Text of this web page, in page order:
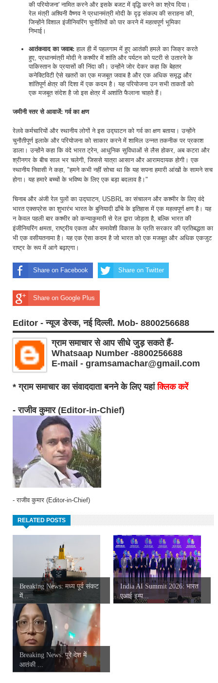
की परियोजना' नामित करने और इसके बजट में वृद्धि करने का श्रेय दिया।
रेल मंत्री अश्विनी वैष्णव ने प्रधानमंत्री मोदी के दृढ़ संकल्प की सराहना की,
जिन्होंने विशाल इंजीनियरिंग चुनौतियों को पार करने में महत्वपूर्ण भूमिका
निभाई।
आतंकवाद का जवाब: हाल ही में पहलगाम में हुए आतंकी हमले का जिक्र करते
हुए, प्रधानमंत्री मोदी ने कश्मीर में शांति और पर्यटन को पटरी से उतारने के
पाकिस्तान के प्रयासों की निंदा की। उन्होंने जोर देकर कहा कि बेहतर
कनेक्टिविटी ऐसे खतरों का एक मजबूत जवाब है और एक अधिक समृद्ध और
शांतिपूर्ण क्षेत्र की दिशा में एक कदम है। यह परियोजना उन सभी ताकतों को
एक मजबूत संदेश है जो इस क्षेत्र में अशांति फैलाना चाहते हैं।
जमीनी स्तर से आवाजें: गर्व का क्षण
रेलवे कर्मचारियों और स्थानीय लोगों ने इस उद्घाटन को गर्व का क्षण बताया। उन्होंने
चुनौतीपूर्ण इलाके और परियोजना को साकार करने में शामिल उन्नत तकनीक पर प्रकाश
डाला। उन्होंने कहा कि वंदे भारत ट्रेन, आधुनिक सुविधाओं से लैस होकर, अब कटरा और
श्रीनगर के बीच साल भर चलेगी, जिससे यात्रा आसान और आरामदायक होगी। एक
स्थानीय निवासी ने कहा, "हमने कभी नहीं सोचा था कि यह सपना हमारी आंखों के सामने सच
होगा। यह हमारे बच्चों के भविष्य के लिए एक बड़ा बदलाव है।"
चिनाब और अंजी रेल पुलों का उद्घाटन, USBRL का संचालन और कश्मीर के लिए वंदे
भारत एक्सप्रेस का शुभारंभ भारत के बुनियादी ढाँचे के इतिहास में एक महत्वपूर्ण क्षण है। यह
न केवल पहली बार कश्मीर को कन्याकुमारी से रेल द्वारा जोड़ता है, बल्कि भारत की
इंजीनियरिंग क्षमता, राष्ट्रीय एकता और समावेशी विकास के प्रति सरकार की प्रतिबद्धता का
भी एक वसीयतनामा है। यह एक ऐसा कदम है जो भारत को एक मजबूत और अधिक एकजुट
राष्ट्र के रूप में आगे बढ़ाएगा।
Share on Facebook Share on Twitter
Share on Google Plus
Editor - न्यूज डेस्क, नई दिल्ली. Mob- 8800256688
ग्राम समाचार से आप सीधे जुड़ सकते हैं-
Whatsaap Number -8800256688
E-mail - gramsamachar@gmail.com
* ग्राम समाचार का संवाददाता बनने के लिए यहांक्लिक करें
- राजीव कुमार (Editor-in-Chief)
- राजीव कुमार (Editor-in-Chief)
RELATED POSTS
Breaking News: मध्य पूर्व संकट
में...
India AI Summit 2026: भारत
एआई इम्प...
Breaking News: पूरे देश में
आतंकी ...